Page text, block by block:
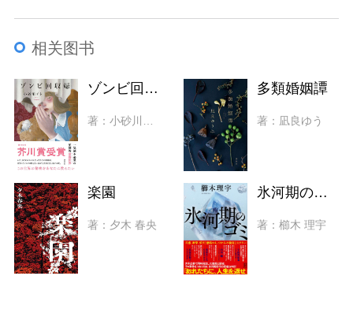
相关图书
ゾンビ回収婦
著：小砂川チト
多類婚姻譚
著：凪良ゆう
楽園
著：夕木 春央
氷河期のゴミ
著：櫛木 理宇